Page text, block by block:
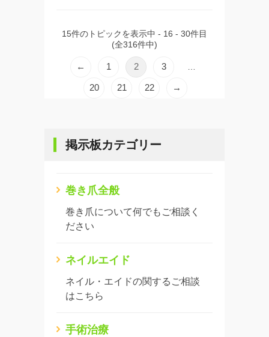
15件のトピックを表示中 - 16 - 30件目
(全316件中)
← 1 2 3
20 21 22 →
掲示板カテゴリー
巻き爪全般
巻き爪について何でもご相談く
ださい
ネイルエイド
ネイル・エイドの関するご相談
はこちら
手術治療